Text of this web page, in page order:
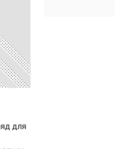
для